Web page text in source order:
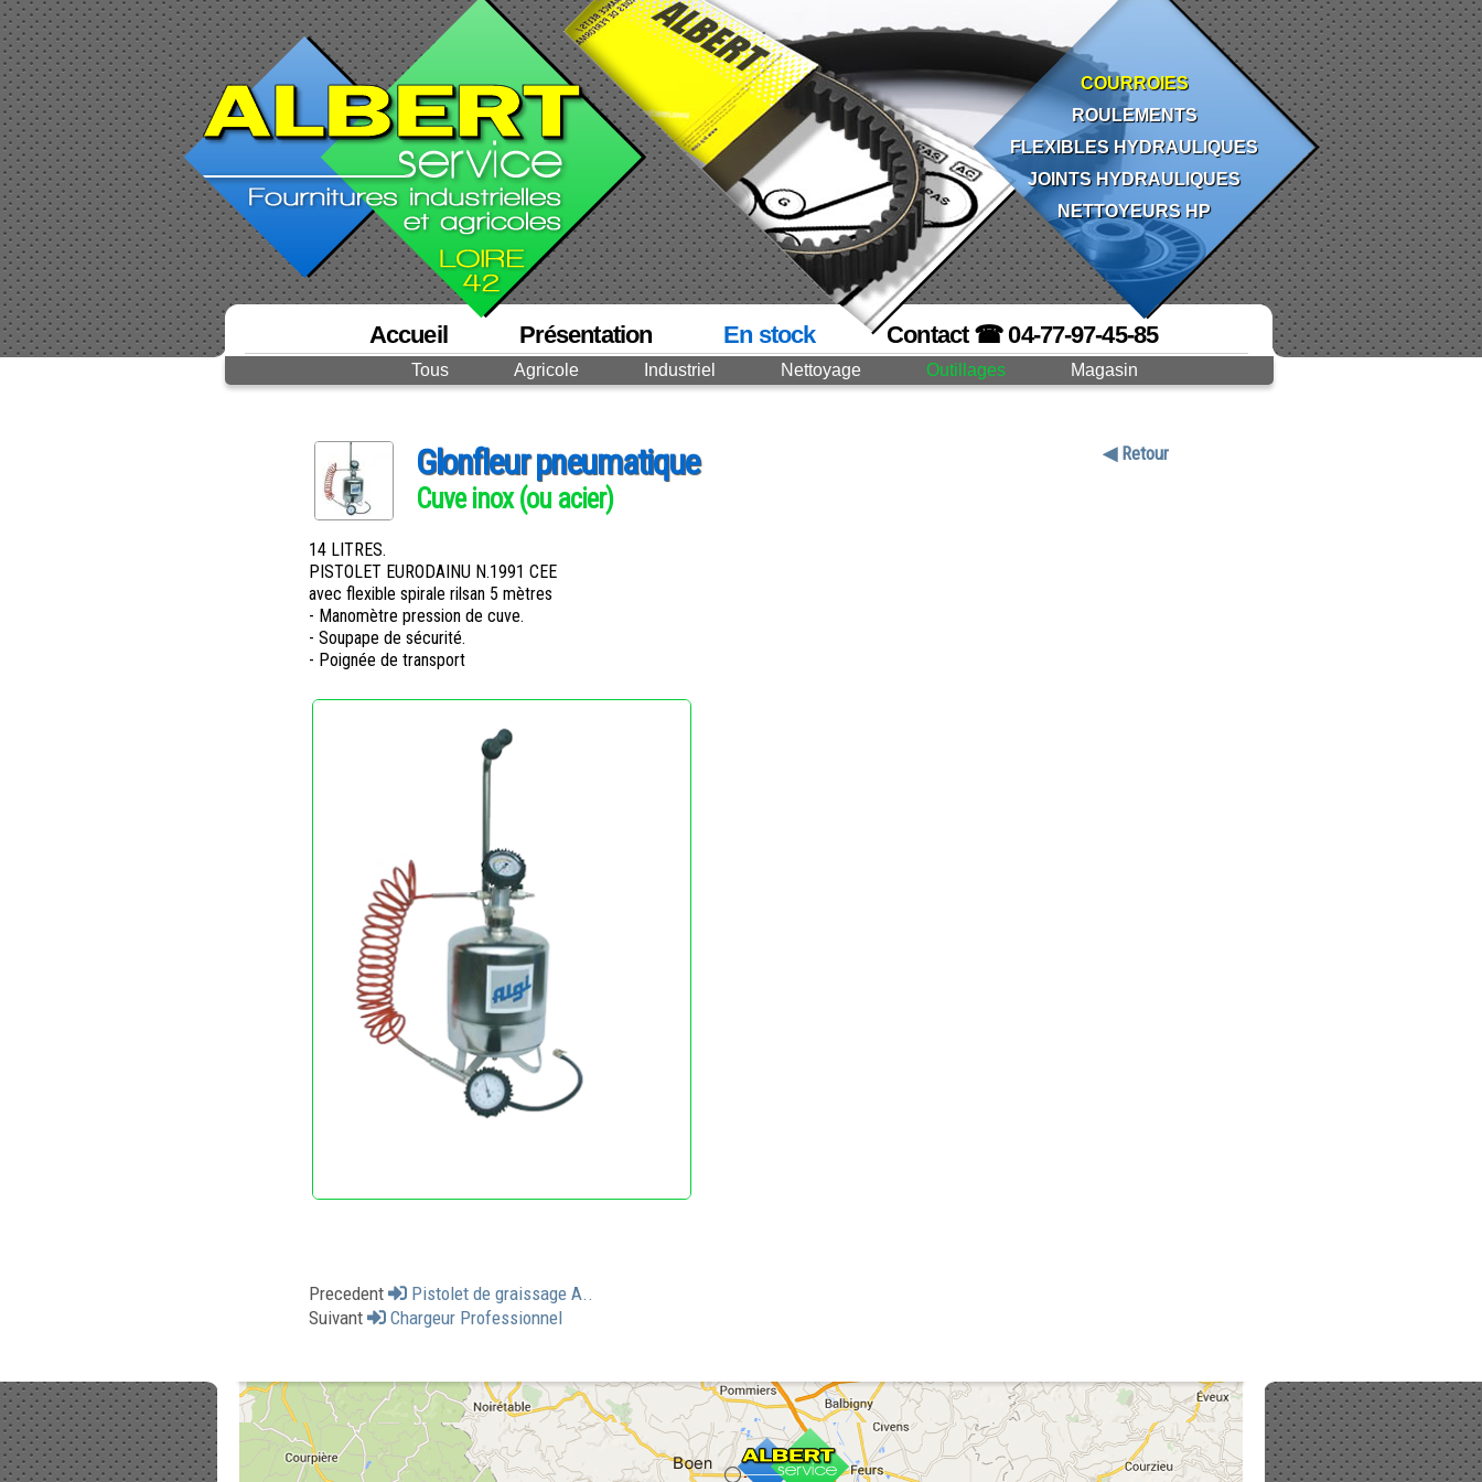
Accueil Présentation En stock
Tous Agricole Industriel Nettoyage Outillages Magasin
Contact ☎ 04-77-97-45-85
◀ Retour
Glonfleur pneumatique
Cuve inox (ou acier)
14 LITRES.
PISTOLET EURODAINU N.1991 CEE
avec flexible spirale rilsan 5 mètres
- Manomètre pression de cuve.
- Soupape de sécurité.
- Poignée de transport
Precedent
Pistolet de graissage A..
Suivant
Chargeur Professionnel
COURROIES
ROULEMENTS
FLEXIBLES HYDRAULIQUES
JOINTS HYDRAULIQUES
NETTOYEURS HP